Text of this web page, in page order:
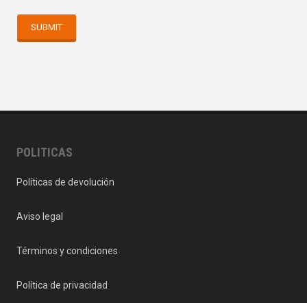
POLITICAS
Políticas de devolución
Aviso legal
Términos y condiciones
Política de privacidad